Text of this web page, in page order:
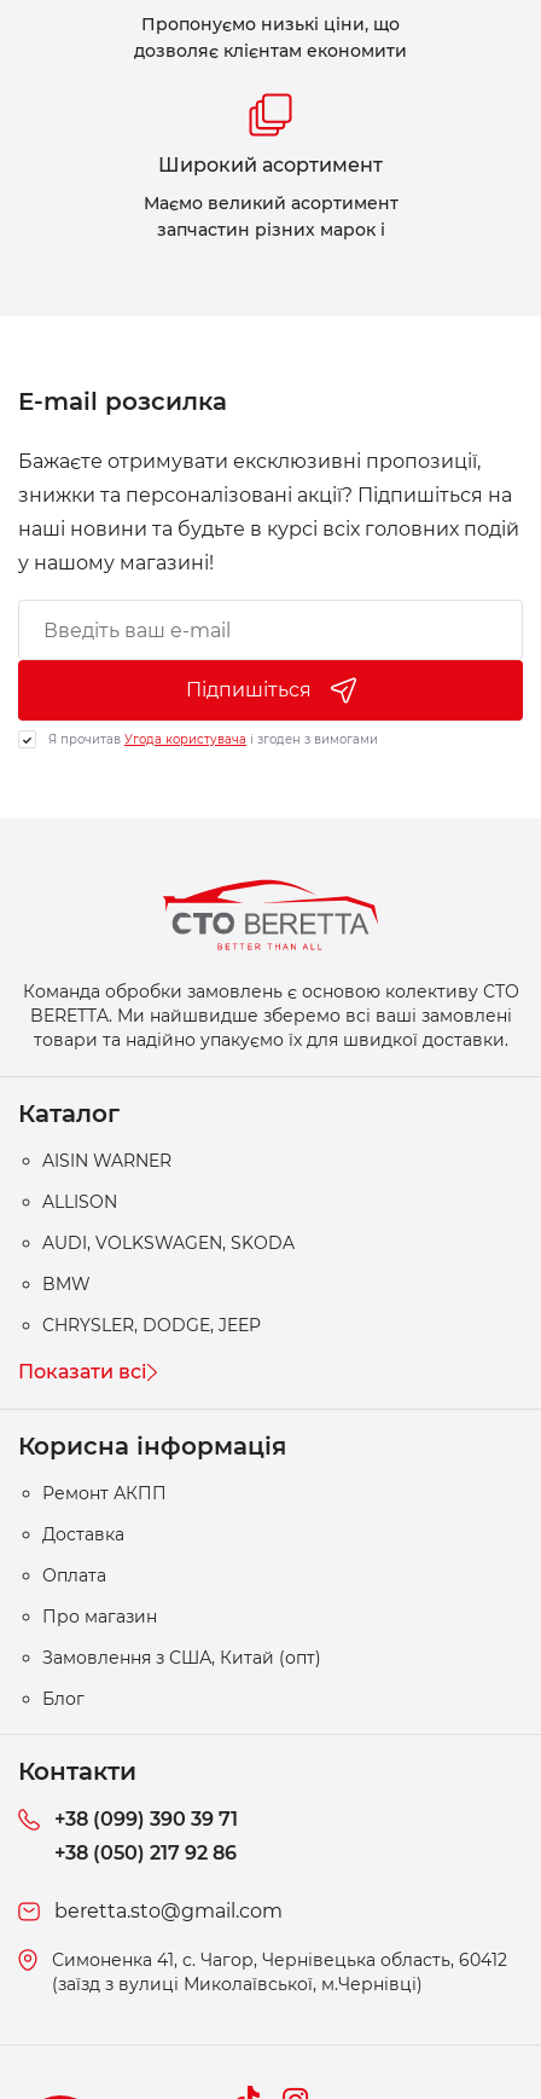
Пропонуємо низькі ціни, що
дозволяє клієнтам економити
Широкий асортимент
Маємо великий асортимент
запчастин різних марок і
E-mail розсилка
Бажаєте отримувати ексклюзивні пропозиції,
знижки та персоналізовані акції? Підпишіться на
наші новини та будьте в курсі всіх головних подій
у нашому магазині!
Підпишіться
Я прочитав Угода користувача і згоден з вимогами
Команда обробки замовлень є основою колективу СТО
BERETTA. Ми найшвидше зберемо всі ваші замовлені
товари та надійно упакуємо їх для швидкої доставки.
Каталог
AISIN WARNER
ALLISON
AUDI, VOLKSWAGEN, SKODA
BMW
CHRYSLER, DODGE, JEEP
Показати всі
Корисна інформація
Ремонт АКПП
Доставка
Оплата
Про магазин
Замовлення з США, Китай (опт)
Блог
Контакти
+38 (099) 390 39 71
+38 (050) 217 92 86
beretta.sto@gmail.com
Симоненка 41, c. Чагор, Чернівецька область, 60412
(заїзд з вулиці Миколаївської, м.Чернівці)